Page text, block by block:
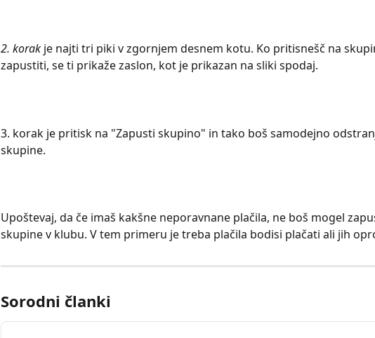
2. korak je najti tri piki v zgornjem desnem kotu. Ko pritisnešč na
zapustiti, se ti prikaže zaslon, kot je prikazan na sliki spodaj.
3. korak je pritisk na "Zapusti skupino" in tako boš samodejno
skupine.
Upoštevaj, da če imaš kakšne neporavnane plačila, ne boš mogel
skupine v klubu. V tem primeru je treba plačila bodisi plačati ali jih
Sorodni članki